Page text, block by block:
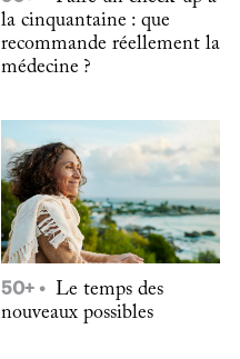
la cinquantaine : que
recommande réellement la
médecine ?
50+
Le temps des
nouveaux possibles